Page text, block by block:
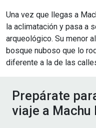
Una vez que llegas a
la aclimatación y pasa a
arqueológico. Su menor
bosque nuboso que lo
diferente a la de las
Prepárate
viaje a Machu